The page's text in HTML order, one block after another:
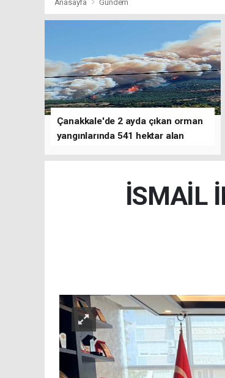
Anasayfa Gündem
Çanakkale'de 2 ayda çıkan orman
yangınlarında 541 hektar alan
İSMAİL